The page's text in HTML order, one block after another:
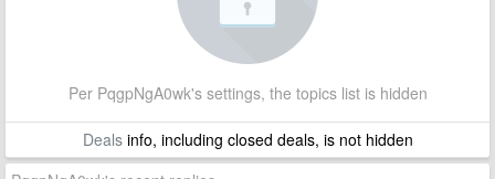
Per PqgpNgA0wk's settings, the topics list is hidden
Dealsinfo, including closed deals, is not hidden